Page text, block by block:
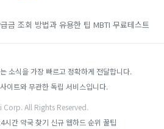
금 조회 방법과 유용한 팁 MBTI 무료테스트
소식을 가장 빠르고 정확하게 전달합니다.
이트와 무관한 독립 서비스입니다.
All Rights Reserved.
시간 약국 찾기 신규 웹하드 순위 꿀팁